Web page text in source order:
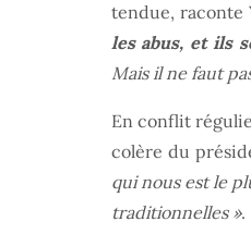
tendue, raconte
les abus, et ils
Mais il ne faut
En conflit
colère du
qui nous est le
traditionnelles ».